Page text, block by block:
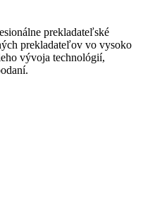
prekladateľské
prekladateľov vo vysoko
vývoja technológií,